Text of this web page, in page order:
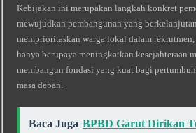
Kebijakan ini merupakan langkah konkret
mewujudkan pembangunan yang
memprioritaskan warga lokal dalam
hanya berupaya meningkatkan kesejahteraan
membangun fondasi yang kuat bagi
masa depan.
Baca Juga BPBD Garut Dirikan